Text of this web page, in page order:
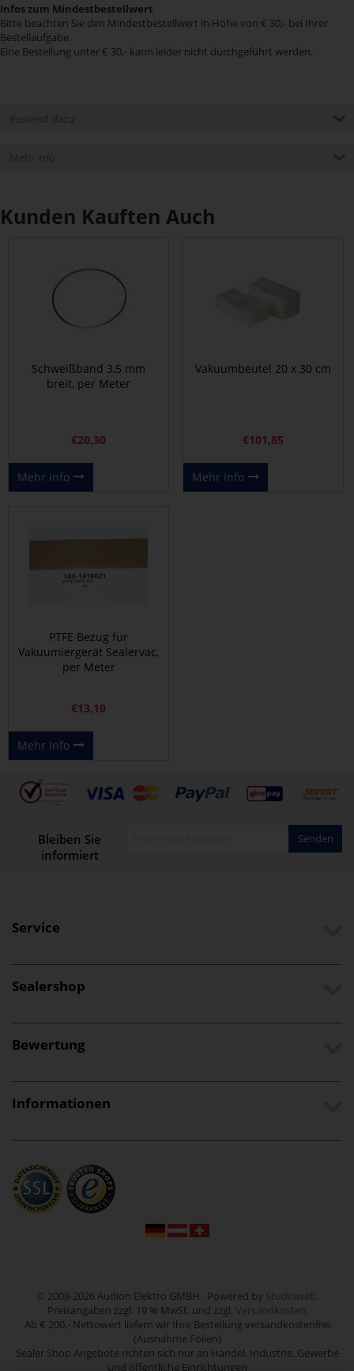
Infos zum Mindestbestellwert
Bitte beachten Sie den Mindestbestellwert in Höhe von € 30,- bei Ihrer
Bestellaufgabe.
Eine Bestellung unter € 30,- kann leider nicht durchgeführt werden.
Kunden Kauften Auch
Schweißband 3,5 mm
breit, per Meter
€20,30
Mehr Info
Vakuumbeutel 20 x 30 cm
€101,85
Mehr Info
PTFE Bezug für
Vakuumiergerät Sealervac,
per Meter
€13,10
Mehr Info
Bleiben Sie
informiert
Senden
Service
Sealershop
Bewertung
Informationen
© 2008-2026 Audion Elektro GMBH. Powered by Studioweb.
Preisangaben zzgl. 19 % MwSt. und zzgl. Versandkosten
Ab € 200,- Nettowert liefern wir Ihre Bestellung versandkostenfrei
(Ausnahme Folien)
Sealer Shop Angebote richten sich nur an Handel, Industrie, Gewerbe
und öffentliche Einrichtungen